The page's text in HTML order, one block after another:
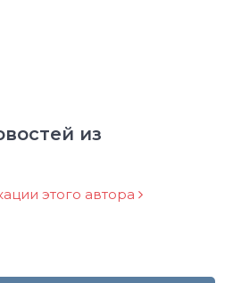
из
этого автора